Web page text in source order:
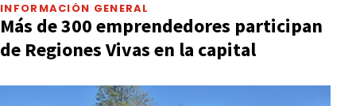
INFORMACIÓN GENERAL
Más de 300 emprendedores participan
de Regiones Vivas en la capital